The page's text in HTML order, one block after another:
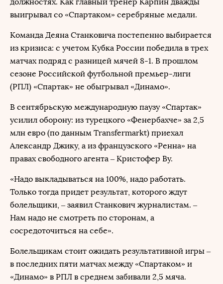
выигрывал со «Спартаком» серебряные медали.
Команда Деяна Станковича постепенно выбирается
из кризиса: с учетом Кубка России победила в трех
матчах подряд с разницей мячей 8-1. В прошлом
сезоне Российской футбольной премьер-лиги
(РПЛ) «Спартак» не обыгрывал «Динамо».
В сентябрьскую международную паузу «Спартак»
усилил оборону: из турецкого «Фенербахче» за 2,5
млн евро (по данным Transfermarkt) приехал
Александр Джику, а из французского «Ренна» на
правах свободного агента – Кристофер Ву.
«Надо выкладываться на 100%, надо работать.
Только тогда придет результат, которого ждут
болельщики, – заявил Станкович журналистам. –
Нам надо не смотреть по сторонам, а
сосредоточиться на себе».
Болельщикам стоит ожидать результативной игры –
в последних пяти матчах между «Спартаком» и
«Динамо» в РПЛ в среднем забивали 2,5 мяча.